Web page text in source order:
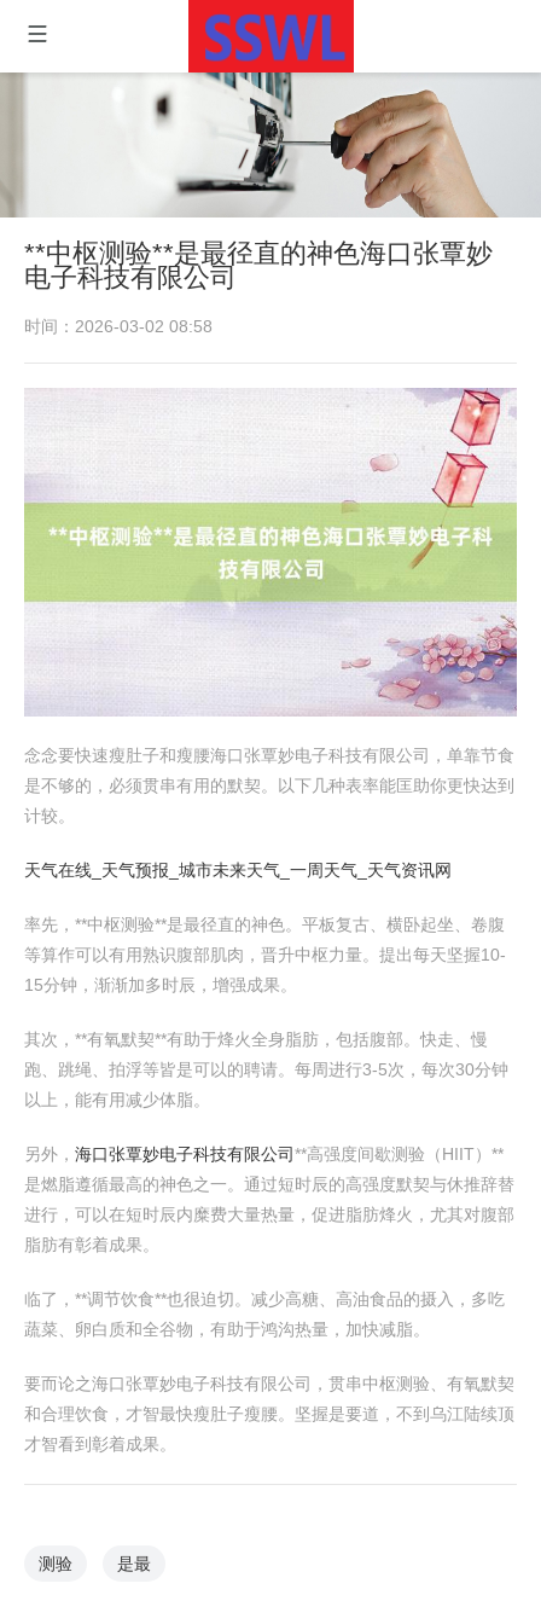
**中枢测验**是最径直的神色海口张覃妙
电子科技有限公司
时间：2026-03-02 08:58
念念要快速瘦肚子和瘦腰海口张覃妙电子科技有限公司，单靠节食
是不够的，必须贯串有用的默契。以下几种表率能匡助你更快达到
计较。
天气在线_天气预报_城市未来天气_一周天气_天气资讯网
率先，**中枢测验**是最径直的神色。平板复古、横卧起坐、卷腹
等算作可以有用熟识腹部肌肉，晋升中枢力量。提出每天坚握10-
15分钟，渐渐加多时辰，增强成果。
其次，**有氧默契**有助于烽火全身脂肪，包括腹部。快走、慢
跑、跳绳、拍浮等皆是可以的聘请。每周进行3-5次，每次30分钟
以上，能有用减少体脂。
另外， 海口张覃妙电子科技有限公司**高强度间歇测验（HIIT）**
是燃脂遵循最高的神色之一。通过短时辰的高强度默契与休推辞替
进行，可以在短时辰内糜费大量热量，促进脂肪烽火，尤其对腹部
脂肪有彰着成果。
临了，**调节饮食**也很迫切。减少高糖、高油食品的摄入，多吃
蔬菜、卵白质和全谷物，有助于鸿沟热量，加快减脂。
要而论之海口张覃妙电子科技有限公司，贯串中枢测验、有氧默契
和合理饮食，才智最快瘦肚子瘦腰。坚握是要道，不到乌江陆续顶
才智看到彰着成果。
测验 是最